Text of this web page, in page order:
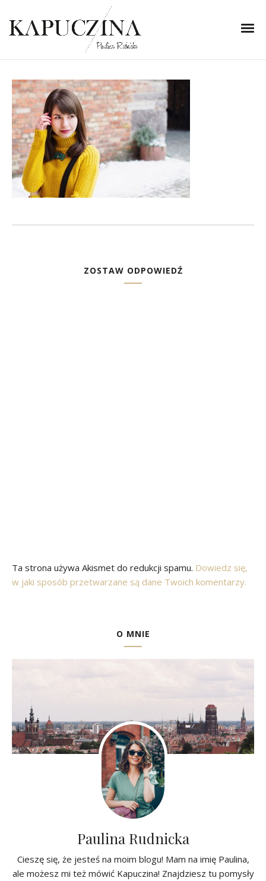
21 stycznia 2014
IMG_2817
Written by
ZOSTAW ODPOWIEDŹ
Ta strona używa Akismet do redukcji spamu. Dowiedz się,
w jaki sposób przetwarzane są dane Twoich komentarzy.
O MNIE
Paulina Rudnicka
Cieszę się, że jesteś na moim blogu! Mam na imię Paulina,
ale możesz mi też mówić Kapuczina! Znajdziesz tu pomysły